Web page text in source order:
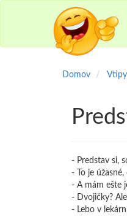
Domov Vtipy
- Predstav si,
- To je úžasné,
- A mám ešte
- Dvojičky?
- Lebo v